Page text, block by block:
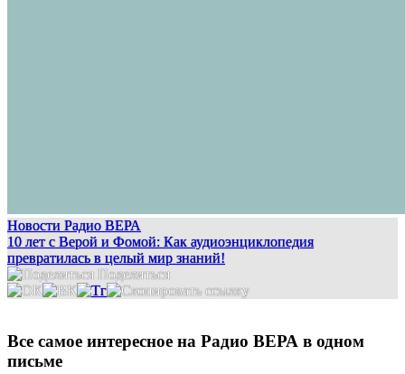
Новости Радио ВЕРА
10 лет с Верой и Фомой: Как аудиоэнциклопедия
превратилась в целый мир знаний!
Поделиться
Все самое интересное на Радио ВЕРА в одном
письме